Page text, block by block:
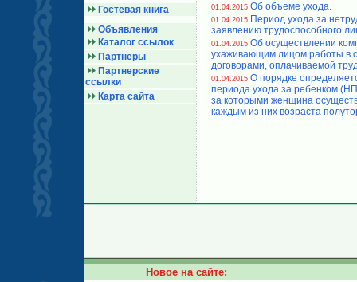
Гостевая книга
Объявления
Каталог ссылок
Партнёры
Партнерские
ссылки
Карта сайта
01.04.2015 Об объеме ухода.
01.04.2015 Период ухода за
заявлению трудоспособного
01.04.2015 Об осуществлении
ухаживающим лицом работы в
договорами, оплачиваемой
01.04.2015 О порядке
периода ухода за ребенком
за которыми женщина
каждым из них возраста
Новое на сайте: